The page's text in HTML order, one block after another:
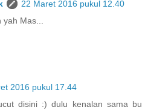
22 Maret 2016 pukul 12.40
Mas...
2016 pukul 17.44
disini :) dulu kenalan sama bu